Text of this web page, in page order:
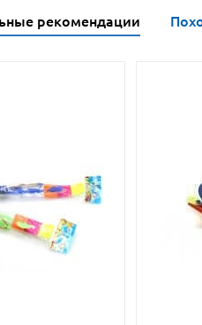
рекомендации